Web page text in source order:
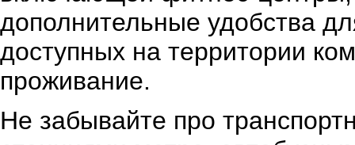
дополнительные удобства
доступных на территории
проживание.
Не забывайте про